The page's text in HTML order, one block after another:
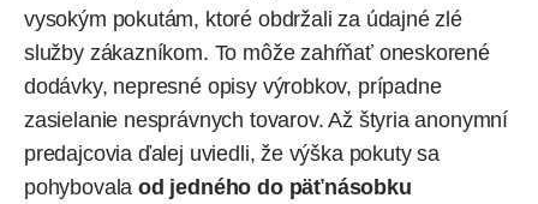
vysokým pokutám, ktoré obdržali za údajné zlé
služby zákazníkom. To môže zahŕňať oneskorené
dodávky, nepresné opisy výrobkov, prípadne
zasielanie nesprávnych tovarov. Až štyria anonymní
predajcovia ďalej uviedli, že výška pokuty sa
pohybovalaod jedného do päťnásobku